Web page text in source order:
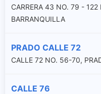
CARRERA 43 NO. 79 - 122
BARRANQUILLA
PRADO CALLE 72
CALLE 72 NO. 56-70,
CALLE 76